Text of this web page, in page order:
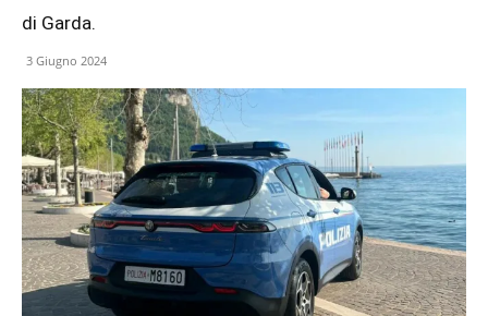
di Garda.
3 Giugno 2024